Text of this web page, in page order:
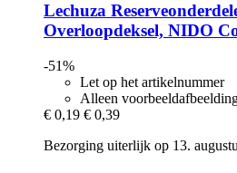
Lechuza
Overloopdeksel, NIDO
-51%
Let op het artikelnummer
Alleen
€ 0,19 € 0,39
Bezorging uiterlijk op 13.